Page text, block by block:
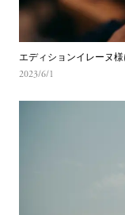
エディションイレーヌ
2023/6/1